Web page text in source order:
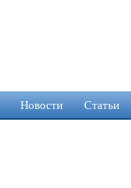
Новости Статьи